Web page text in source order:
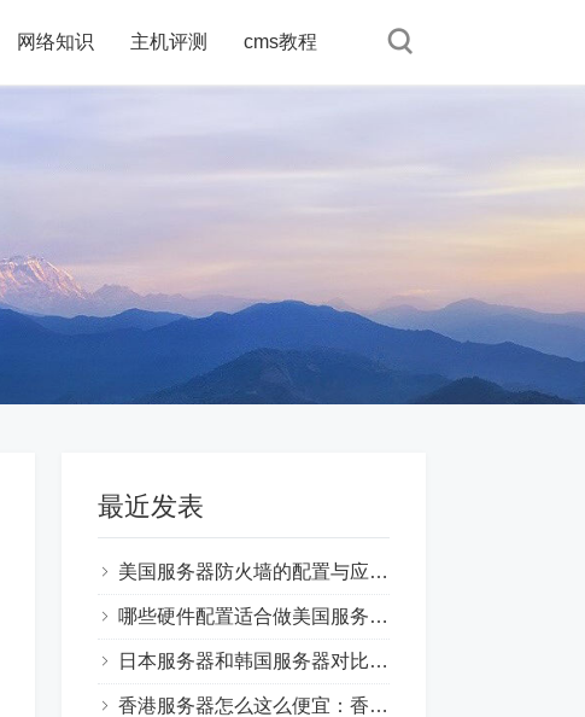
网络知识 主机评测 cms教程
网络知识 主机评测 cms教程
最近发表
美国服务器防火墙的配置与应用分析
哪些硬件配置适合做美国服务器视频负载均衡技术
日本服务器和韩国服务器对比：哪个更适合您的业务？
香港服务器怎么这么便宜：香港服务器低价的原因